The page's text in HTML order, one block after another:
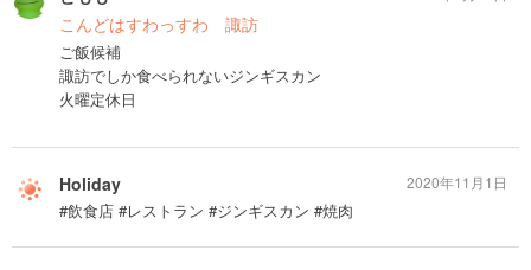
こんどはすわっすわ 諏訪
ご飯候補
諏訪でしか食べられないジンギスカン
火曜定休日
Holiday
#飲食店 #レストラン #ジンギスカン #焼肉
2020年11月1日